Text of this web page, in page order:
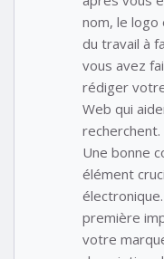
nom, le
du travail à
vous avez
rédiger
Web qui
recherchent.
Une bonne
élément
première
votre